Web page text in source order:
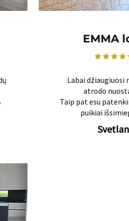
EMMA
Labai džiaugiuosi
atrodo
Taip pat esu
puikiai